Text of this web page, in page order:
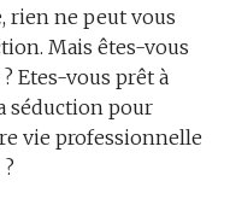
rien ne peut vous
Mais êtes-vous
Etes-vous prêt à
séduction pour
vie professionnelle